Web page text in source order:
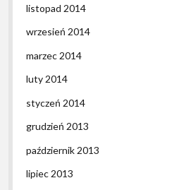
listopad 2014
wrzesień 2014
marzec 2014
luty 2014
styczeń 2014
grudzień 2013
październik 2013
lipiec 2013